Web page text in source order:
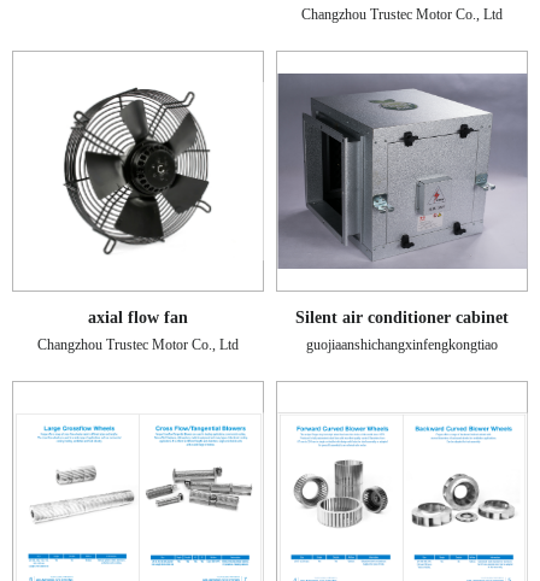
Changzhou Trustec Motor Co., Ltd
axial flow fan
Changzhou Trustec Motor Co., Ltd
Silent air conditioner cabinet
guojiaanshichangxinfengkongtiao